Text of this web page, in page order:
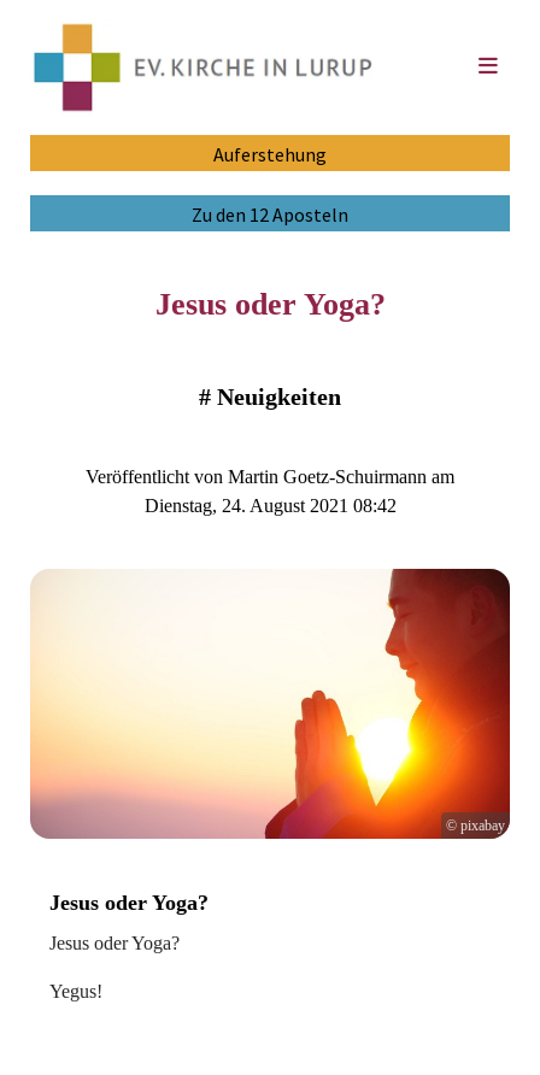
Auferstehung
Zu den 12 Aposteln
Jesus oder Yoga?
# Neuigkeiten
Veröffentlicht von Martin Goetz-Schuirmann am
Dienstag, 24. August 2021 08:42
© pixabay
Jesus oder Yoga?
Jesus oder Yoga?
Yegus!